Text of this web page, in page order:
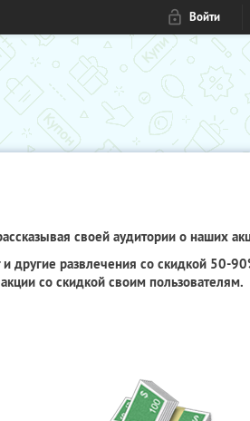
Войти
своей аудитории о наших
другие развлечения со скидкой 50-
со скидкой своим пользователям.